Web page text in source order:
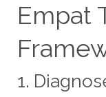
Empat
1.